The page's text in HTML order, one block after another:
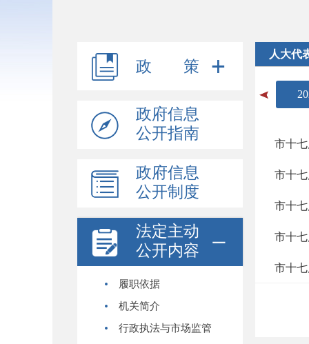
政 策
政府信息
公开指南
政府信息
公开制度
法定主动
公开内容
履职依据
机关简介
行政执法与市场监管
人大代
市十
市十